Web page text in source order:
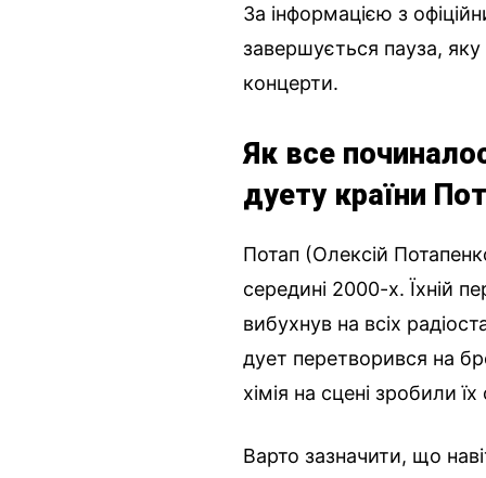
За інформацією з
завершується пауза, яку
концерти.
Як все
дуету країни
Потап (Олексій
середині 2000-х. Їхній
вибухнув на всіх
дует перетворився на
хімія на сцені зробили
Варто зазначити, що